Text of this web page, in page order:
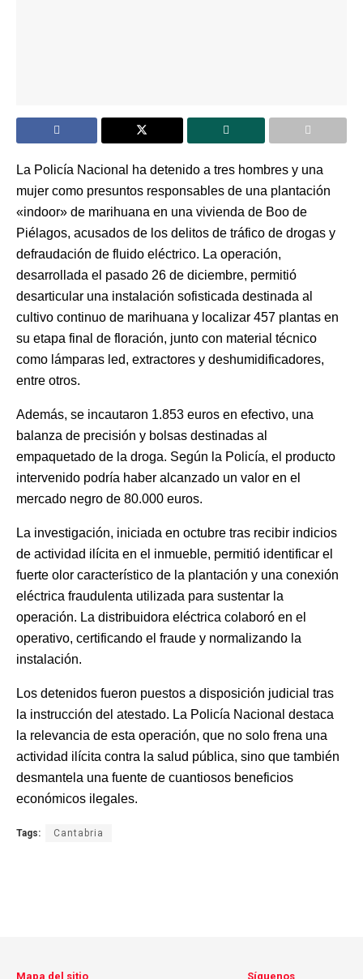
La Policía Nacional ha detenido a tres hombres y una
mujer como presuntos responsables de una plantación
«indoor» de marihuana en una vivienda de Boo de
Piélagos, acusados de los delitos de tráfico de drogas y
defraudación de fluido eléctrico. La operación,
desarrollada el pasado 26 de diciembre, permitió
desarticular una instalación sofisticada destinada al
cultivo continuo de marihuana y localizar 457 plantas en
su etapa final de floración, junto con material técnico
como lámparas led, extractores y deshumidificadores,
entre otros.
Además, se incautaron 1.853 euros en efectivo, una
balanza de precisión y bolsas destinadas al
empaquetado de la droga. Según la Policía, el producto
intervenido podría haber alcanzado un valor en el
mercado negro de 80.000 euros.
La investigación, iniciada en octubre tras recibir indicios
de actividad ilícita en el inmueble, permitió identificar el
fuerte olor característico de la plantación y una conexión
eléctrica fraudulenta utilizada para sustentar la
operación. La distribuidora eléctrica colaboró en el
operativo, certificando el fraude y normalizando la
instalación.
Los detenidos fueron puestos a disposición judicial tras
la instrucción del atestado. La Policía Nacional destaca
la relevancia de esta operación, que no solo frena una
actividad ilícita contra la salud pública, sino que también
desmantela una fuente de cuantiosos beneficios
económicos ilegales.
Tags: Cantabria
Mapa del sitio Síguenos